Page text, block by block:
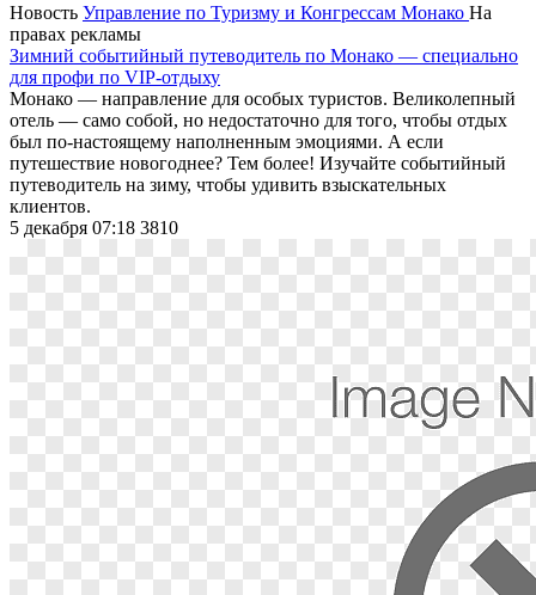
Новость Управление по Туризму и Конгрессам Монако На
правах рекламы
Зимний событийный путеводитель по Монако — специально
для профи по VIP-отдыху
Монако — направление для особых туристов. Великолепный
отель — само собой, но недостаточно для того, чтобы отдых
был по-настоящему наполненным эмоциями. А если
путешествие новогоднее? Тем более! Изучайте событийный
путеводитель на зиму, чтобы удивить взыскательных
клиентов.
5 декабря 07:18 3810